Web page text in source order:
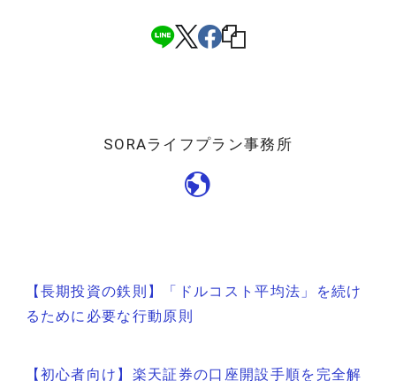
SORAライフプラン事務所
投
稿
【長期投資の鉄則】「ドルコスト平均法」を続け
るために必要な行動原則
【初心者向け】楽天証券の口座開設手順を完全解